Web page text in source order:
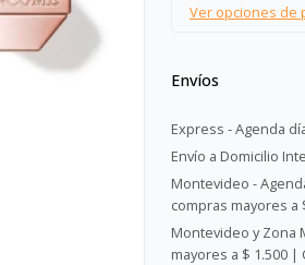
Ver opciones de
Envíos
Express - Agenda
Envío a Domicilio
Montevideo -
compras mayores a
Montevideo y Zona
mayores a $ 1.500 |